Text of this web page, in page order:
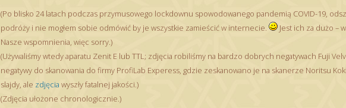
(Po blisko 24 latach podczas przymusowego lockdownu spowodowanego pandemią COVID-19,
podróży i nie mogłem sobie odmówić by je wszystkie zamieścić w internecie.
Jest ich za dużo –
Nasze wspomnienia, więc sorry.)
(Używaliśmy wtedy aparatu Zenit E lub TTL; zdjęcia robiliśmy na bardzo dobrych negatywach Fuji
negatywy do skanowania do firmy ProfiLab Experess, gdzie zeskanowano je na skanerze Noritsu
slajdy, ale zdjęcia wyszły fatalnej jakości.)
(Zdjęcia ułożone chronologicznie.)